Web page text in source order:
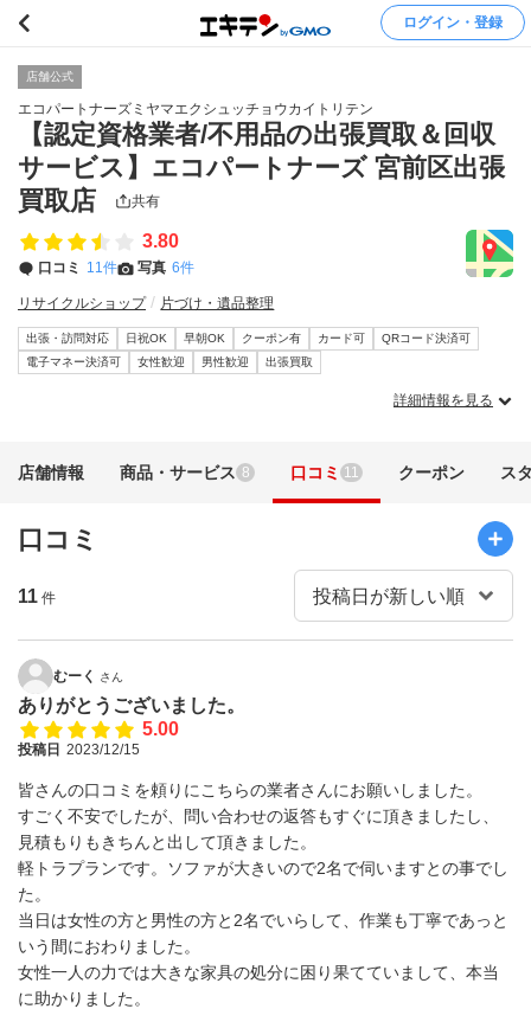
ログイン・登録
店舗公式
エコパートナーズミヤマエクシュッチョウカイトリテン
【認定資格業者/不用品の出張買取＆回収
サービス】エコパートナーズ 宮前区出張
買取店
共有
3.80
口コミ 11件 写真 6件
リサイクルショップ 片づけ・遺品整理
出張・訪問対応 日祝OK 早朝OK クーポン有 カード可
QRコード決済可
電子マネー決済可
女性歓迎 男性歓迎 出張買取
詳細情報を見る
店舗情報 商品・サービス 8 口コミ 11 クーポン ス
口コミ
11 件
むーく さん
ありがとうございました。
5.00
投稿日 2023/12/15
皆さんの口コミを頼りにこちらの業者さんにお願いしました。
すごく不安でしたが、問い合わせの返答もすぐに頂きましたし、
見積もりもきちんと出して頂きました。
軽トラプランです。ソファが大きいので2名で伺いますとの事でし
た。
当日は女性の方と男性の方と2名でいらして、作業も丁寧であっと
いう間におわりました。
女性一人の力では大きな家具の処分に困り果てていまして、本当
に助かりました。